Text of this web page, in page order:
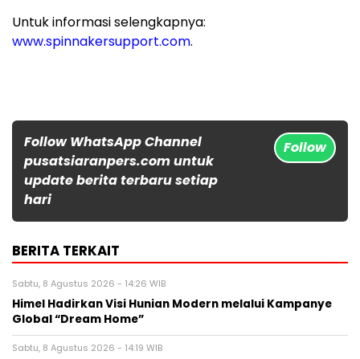
Untuk informasi selengkapnya:
www.spinnakersupport.com.
Follow WhatsApp Channel
pusatsiaranpers.com untuk
update berita terbaru setiap
hari
Follow
BERITA TERKAIT
Sabtu, 8 Agustus 2026 - 14:26 WIB
Himel Hadirkan Visi Hunian Modern melalui Kampanye
Global “Dream Home”
Sabtu, 8 Agustus 2026 - 14:19 WIB